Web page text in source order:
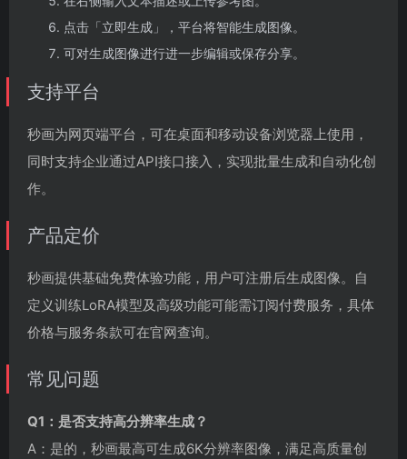
点击「立即生成」，平台将智能生成图像。
可对生成图像进行进一步编辑或保存分享。
支持平台
秒画为网页端平台，可在桌面和移动设备浏览器上使用，
同时支持企业通过API接口接入，实现批量生成和自动化创
作。
产品定价
秒画提供基础免费体验功能，用户可注册后生成图像。自
定义训练LoRA模型及高级功能可能需订阅付费服务，具体
价格与服务条款可在官网查询。
常见问题
Q1：是否支持高分辨率生成？
A：是的，秒画最高可生成6K分辨率图像，满足高质量创